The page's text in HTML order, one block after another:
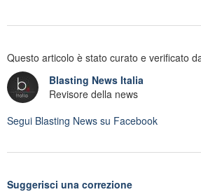
Questo articolo è stato curato e verificato
Blasting News Italia
Revisore della news
Segui Blasting News su Facebook
Suggerisci una correzione